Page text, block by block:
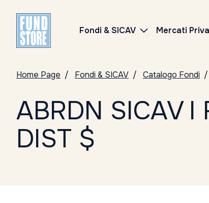
Fondi & SICAV Mercati
Home Page Fondi & SICAV Catalogo Fondi
ABRDN SICAV I
DIST $